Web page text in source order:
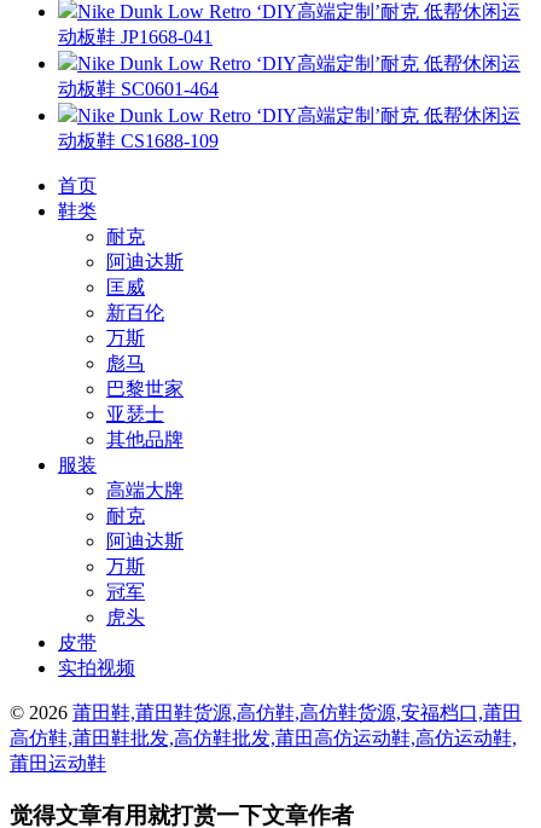
Nike Dunk Low Retro ‘DIY高端定制’耐克 低帮休闲运
动板鞋 JP1668-041
Nike Dunk Low Retro ‘DIY高端定制’耐克 低帮休闲运
动板鞋 SC0601-464
Nike Dunk Low Retro ‘DIY高端定制’耐克 低帮休闲运
动板鞋 CS1688-109
首页
鞋类
耐克
阿迪达斯
匡威
新百伦
万斯
彪马
巴黎世家
亚瑟士
其他品牌
服装
高端大牌
耐克
阿迪达斯
万斯
冠军
虎头
皮带
实拍视频
© 2026 莆田鞋,莆田鞋货源,高仿鞋,高仿鞋货源,安福档口,莆田
高仿鞋,莆田鞋批发,高仿鞋批发,莆田高仿运动鞋,高仿运动鞋,
莆田运动鞋
觉得文章有用就打赏一下文章作者